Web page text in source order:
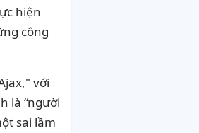
hiện
công
với
là “người
sai lầm